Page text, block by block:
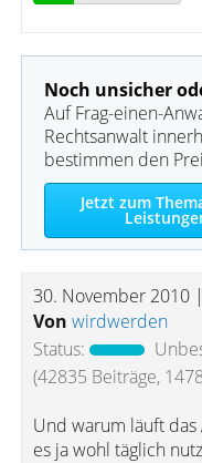
Noch unsicher
Auf Frag-einen-
Rechtsanwalt
bestimmen den
Jetzt zum
30. November 2010
Von wirdwerden
Status:
(42835 Beiträge,
Und warum läuft
es ja wohl täglich